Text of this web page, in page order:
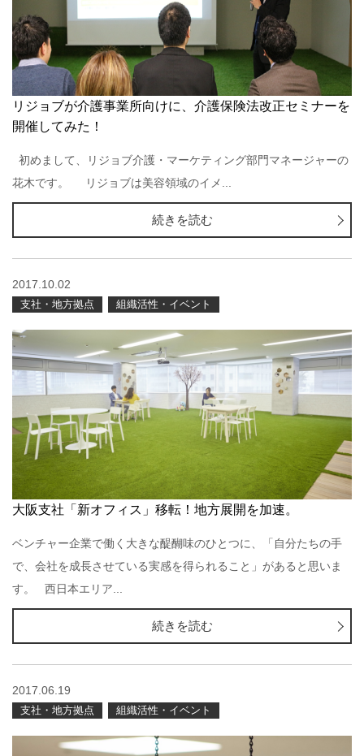
リジョブが介護事業所向けに、介護保険法改正セミナーを
開催してみた！
初めまして、リジョブ介護・マーケティング部門マネージャーの
花木です。 リジョブは美容領域のイメ...
続きを読む
2017.10.02
支社・地方拠点 組織活性・イベント
大阪支社「新オフィス」移転！地方展開を加速。
ベンチャー企業で働く大きな醍醐味のひとつに、「自分たちの手
で、会社を成長させている実感を得られること」があると思いま
す。 西日本エリア...
続きを読む
2017.06.19
支社・地方拠点 組織活性・イベント